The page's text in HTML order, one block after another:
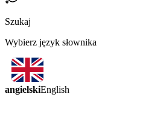
Szukaj
Wybierz język słownika
angielskiEnglish